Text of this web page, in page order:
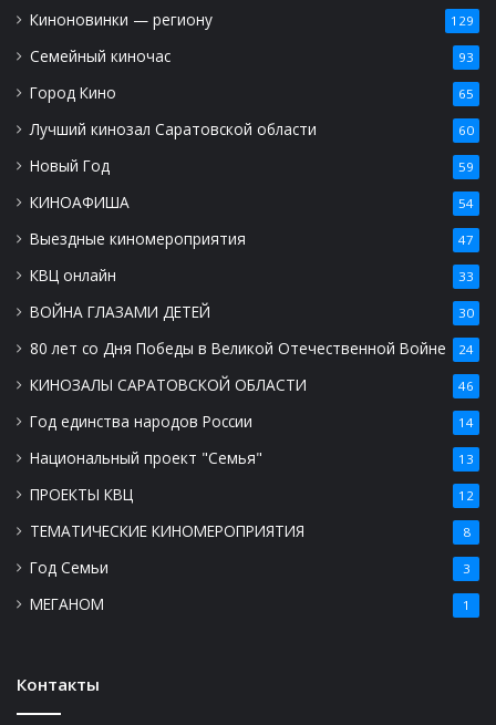
Киноновинки — региону 129
Семейный киночас 93
Город Кино 65
Лучший кинозал Саратовской области 60
Новый Год 59
КИНОАФИША 54
Выездные киномероприятия 47
КВЦ онлайн 33
ВОЙНА ГЛАЗАМИ ДЕТЕЙ 30
80 лет со Дня Победы в Великой Отечественной Войне 24
КИНОЗАЛЫ САРАТОВСКОЙ ОБЛАСТИ 46
Год единства народов России 14
Национальный проект "Семья" 13
ПРОЕКТЫ КВЦ 12
ТЕМАТИЧЕСКИЕ КИНОМЕРОПРИЯТИЯ 8
Год Семьи 3
МЕГАНОМ 1
Контакты